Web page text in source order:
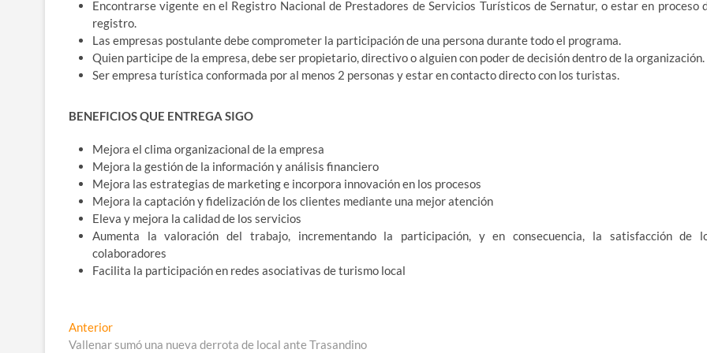
Encontrarse vigente en el Registro Nacional de Prestadores de Servicios Turísticos de Sernatur, o estar en proceso
registro.
Las empresas postulante debe comprometer la participación de una persona durante todo el programa.
Quien participe de la empresa, debe ser propietario, directivo o alguien con poder de decisión dentro de la organización.
Ser empresa turística conformada por al menos 2 personas y estar en contacto directo con los turistas.
BENEFICIOS QUE ENTREGA SIGO
Mejora el clima organizacional de la empresa
Mejora la gestión de la información y análisis financiero
Mejora las estrategias de marketing e incorpora innovación en los procesos
Mejora la captación y fidelización de los clientes mediante una mejor atención
Eleva y mejora la calidad de los servicios
Aumenta la valoración del trabajo, incrementando la participación, y en consecuencia, la satisfacción de
colaboradores
Facilita la participación en redes asociativas de turismo local
Navegación
AnteriorEntrada
anterior:
Vallenar sumó una nueva derrota de local ante Trasandino